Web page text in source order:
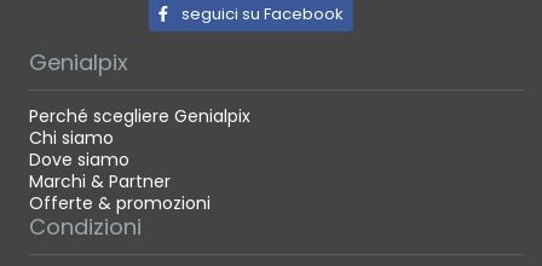
seguici su Facebook
Genialpix
Perché scegliere Genialpix
Chi siamo
Dove siamo
Marchi & Partner
Offerte & promozioni
Condizioni